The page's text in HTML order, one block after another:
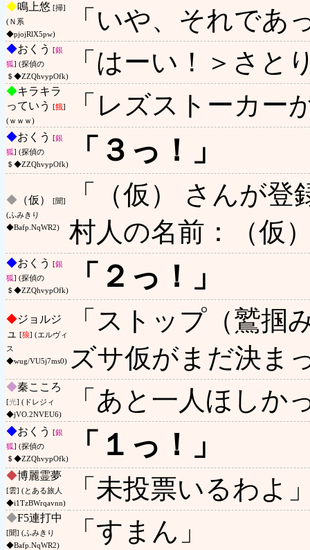
◆鳴上悠 [掃]
(Ｎ系
◆pjojRlX5pw)
「いや、それで
◆おくう [銀
狐] (探偵の
＄◆ZZQhvypOfk)
「はーい！＞さと
◆キラキラ
っていう
[餓]
(ｗｗｗ)
「レズストーカー
◆おくう [銀
狐] (探偵の
＄◆ZZQhvypOfk)
「３っ！」
◆ （仮）
[聞]
(ふみきり
◆Bafp.NqWR2)
「（仮） さんが
村人の名前：（仮
◆おくう [銀
狐] (探偵の
＄◆ZZQhvypOfk)
「２っ！」
◆ジョルジ
ュ
[狼] (エルヴィ
ス
◆wug/VU5j7ms0)
「ストップ（鷲掴
ズサ仮がまだ決ま
◆秦こころ
[光] (ドレジィ
◆jVO.2NVEU6)
「あと一人ほしか
◆おくう [銀
狐] (探偵の
＄◆ZZQhvypOfk)
「１っ！」
◆博麗霊夢
[雲] (とある旅人
◆i1TzBWrqavnn)
「未投票いるわよ
◆F5連打中
[聞] (ふみきり
◆Bafp.NqWR2)
「すまん」